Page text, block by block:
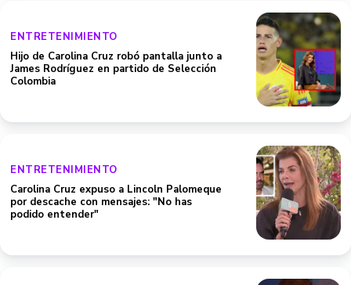
ENTRETENIMIENTO
Hijo de Carolina Cruz robó pantalla junto a
James Rodríguez en partido de Selección
Colombia
ENTRETENIMIENTO
Carolina Cruz expuso a Lincoln Palomeque
por descache con mensajes: "No has
podido entender"